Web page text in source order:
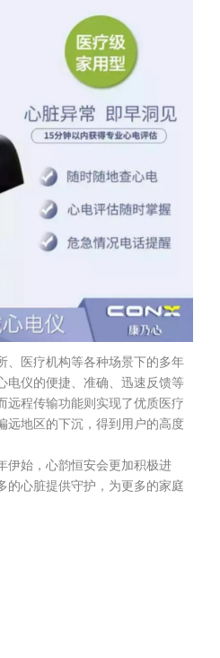
、医疗机构等各种场景下的多年
电仪的便捷、准确、迅速反馈等
远程传输功能则实现了优质医疗
远地区的下沉，得到用户的高度
伊始，心韵恒安会更加积极进
的心脏提供守护，为更多的家庭